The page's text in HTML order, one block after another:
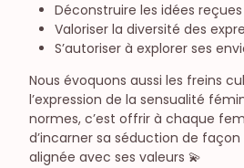
Déconstruire les idées
Valoriser la diversité des
S’autoriser à explorer ses
Nous évoquons aussi les freins
l’expression de la sensualité
normes, c’est offrir à chaque
d’incarner sa séduction de
alignée avec ses valeurs 💫